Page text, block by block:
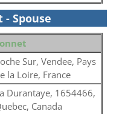
- Spouse
Sur, Vendee, Pays
la Loire, France
Durantaye, 1654466,
Canada